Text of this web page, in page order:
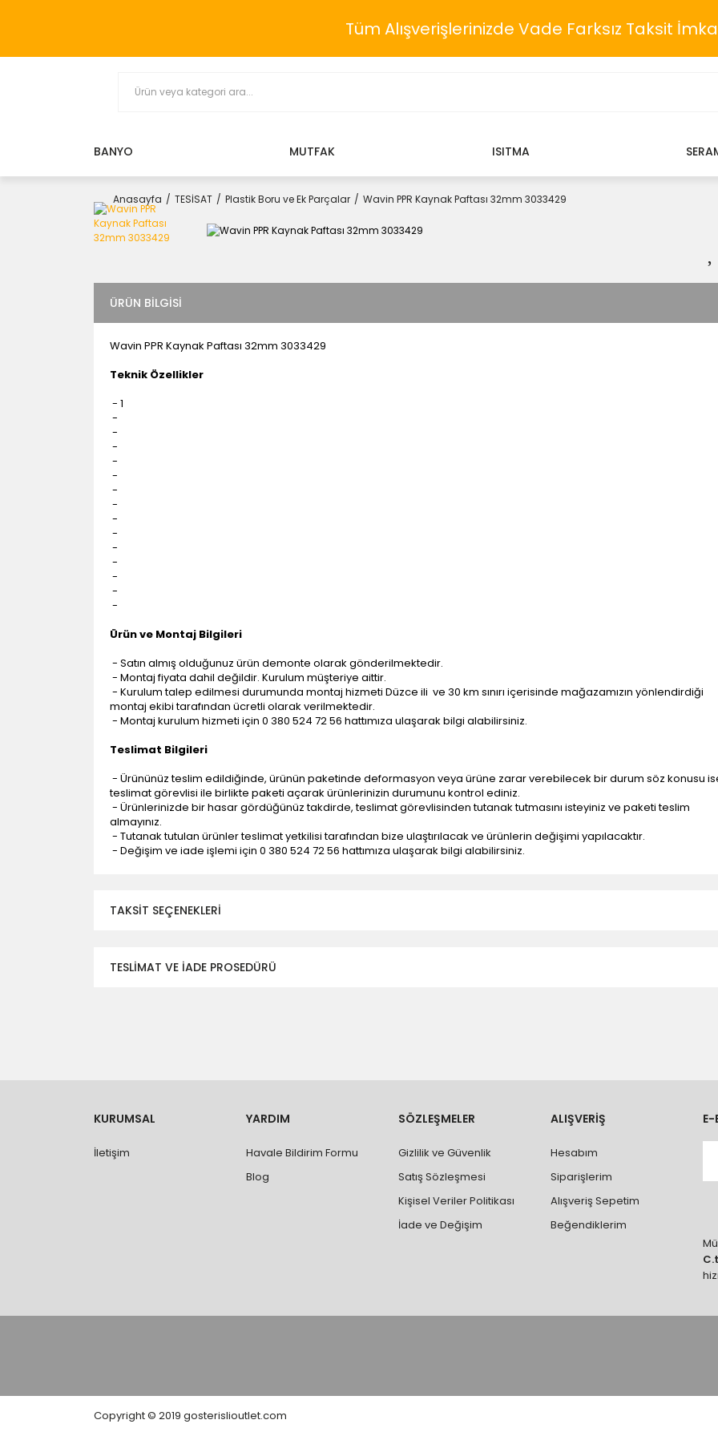
Tüm Alışverişlerinizde Vade Farksız Taksit
BANYO MUTFAK ISITMA
Anasayfa TESİSAT Plastik Boru ve Ek Parçalar Wavin PPR Kaynak Paftası 32mm 3033429
ÜRÜN BILGISI
Wavin PPR Kaynak Paftası 32mm 3033429
Teknik Özellikler
- 1
-
-
-
-
-
-
-
-
-
-
-
-
-
-
Ürün ve Montaj Bilgileri
- Satın almış olduğunuz ürün demonte olarak gönderilmektedir.
- Montaj fiyata dahil değildir. Kurulum müşteriye aittir.
- Kurulum talep edilmesi durumunda montaj hizmeti Düzce ili ve 30 km sınırı içerisinde mağazamızın yönlendirdiği
montaj ekibi tarafından ücretli olarak verilmektedir.
- Montaj kurulum hizmeti için 0 380 524 72 56 hattımıza ulaşarak bilgi alabilirsiniz.
Teslimat Bilgileri
- Ürününüz teslim edildiğinde, ürünün paketinde deformasyon veya ürüne zarar verebilecek bir durum söz konusu
teslimat görevlisi ile birlikte paketi açarak ürünlerinizin durumunu kontrol ediniz.
- Ürünlerinizde bir hasar gördüğünüz takdirde, teslimat görevlisinden tutanak tutmasını isteyiniz ve paketi teslim
almayınız.
- Tutanak tutulan ürünler teslimat yetkilisi tarafından bize ulaştırılacak ve ürünlerin değişimi yapılacaktır.
- Değişim ve iade işlemi için 0 380 524 72 56 hattımıza ulaşarak bilgi alabilirsiniz.
TAKSIT SEÇENEKLERI
TESLİMAT VE İADE PROSEDÜRÜ
- Özel sipariş ürünlerde ölçü, ebat, yükseklik vb. hatalar yüzünden onaylanmış siparişler iade alınmaz veya
değiştirilmez.
- Vitrifiye, tekne, küvet, kabin, banyo dolabı vb. ürünlerin siparişini vermeden önce ürünlerin montajını yapacak
kişi veya firmaya mutlaka ölçü ve ebat kontrolü yaptırınız.
KURUMSAL
İletişim
YARDIM
Havale Bildirim Formu
Blog
SÖZLEŞMELER
Gizlilik ve Güvenlik
Satış Sözleşmesi
Kişisel Veriler Politikası
İade ve Değişim
ALIŞVERİŞ
Hesabım
Siparişlerim
Alışveriş Sepetim
Beğendiklerim
E-
Copyright © 2019 gosterislioutlet.com